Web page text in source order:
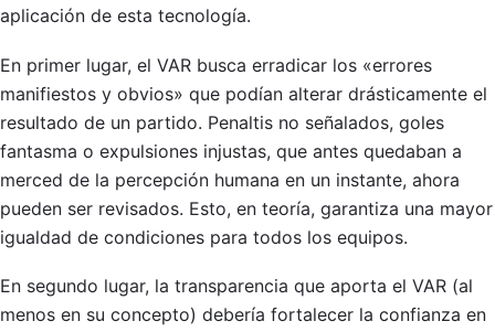
aplicación de esta tecnología.
En primer lugar, el VAR busca erradicar los «errores
manifiestos y obvios» que podían alterar drásticamente el
resultado de un partido. Penaltis no señalados, goles
fantasma o expulsiones injustas, que antes quedaban a
merced de la percepción humana en un instante, ahora
pueden ser revisados. Esto, en teoría, garantiza una mayor
igualdad de condiciones para todos los equipos.
En segundo lugar, la transparencia que aporta el VAR (al
menos en su concepto) debería fortalecer la confianza en